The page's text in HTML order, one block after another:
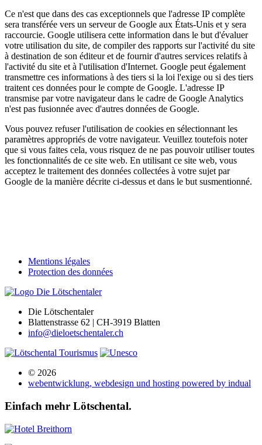
Ce n'est que dans des cas exceptionnels que l'adresse IP complète
sera transférée vers un serveur de Google aux États-Unis et y sera
raccourcie. Google utilisera cette information dans le but d'évaluer
votre utilisation du site, de compiler des rapports sur l'activité du site
à destination de son éditeur et de fournir d'autres services relatifs à
l'activité du site et à l'utilisation d'Internet. Google peut également
transmettre ces informations à des tiers si la loi l'exige ou si des tiers
traitent ces données pour le compte de Google. L'adresse IP
transmise par votre navigateur dans le cadre de Google Analytics
n'est pas fusionnée avec d'autres données de Google.
Vous pouvez refuser l'utilisation de cookies en sélectionnant les
paramètres appropriés de votre navigateur. Veuillez toutefois noter
que si vous faites cela, vous risquez de ne pas pouvoir utiliser toutes
les fonctionnalités de ce site web. En utilisant ce site web, vous
acceptez le traitement des données collectées à votre sujet par
Google de la manière décrite ci-dessus et dans le but susmentionné.
Mentions légales
Protection des données
Die Lötschentaler
Blattenstrasse 62 | CH-3919 Blatten
info@dieloetschentaler.ch
© 2026
webentwicklung, webdesign und hosting powered by indual
Einfach mehr Lötschental.